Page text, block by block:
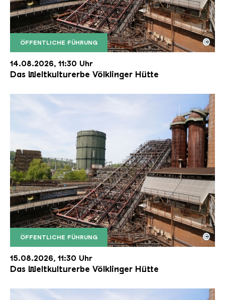
ÖFFENTLICHE FÜHRUNG
Der Erzschrägaufzug der Völklinger Hütte mit
Copyright: Weltkulturerbe Völklinger Hütte | Karl
©
14.08.2026, 11:30 Uhr
Das Weltkulturerbe Völklinger Hütte
ÖFFENTLICHE FÜHRUNG
Der Erzschrägaufzug der Völklinger Hütte mit
Copyright: Weltkulturerbe Völklinger Hütte | Karl
©
15.08.2026, 11:30 Uhr
Das Weltkulturerbe Völklinger Hütte